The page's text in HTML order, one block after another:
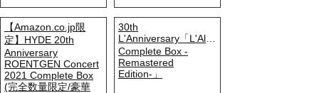
【Amazon.co.jp限
定】HYDE 20th
Anniversary
ROENTGEN Concert
2021 Complete Box
(完全数量限定/豪華
30th
L'Anniversary「L'Album
Complete Box -
Remastered
Edition-」